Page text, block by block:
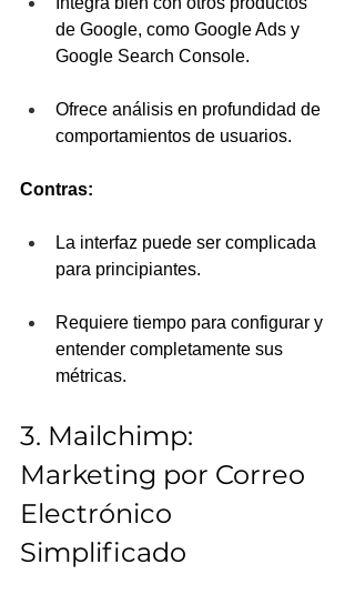
de Google, como Google Ads y
Google Search Console.
Ofrece análisis en profundidad de
comportamientos de usuarios.
Contras:
La interfaz puede ser complicada
para principiantes.
Requiere tiempo para configurar y
entender completamente sus
métricas.
3. Mailchimp:
Marketing por Correo
Electrónico
Simplificado